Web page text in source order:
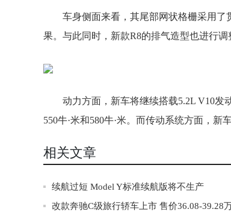
车身侧面来看，其尾部网状格栅采用
果。与此同时，新款R8的排气造型也进行
动力方面，新车将继续搭载5.2L V10发
550牛·米和580牛·米。而传动系统方面，新
相关文章
续航过短 Model Y标准续航版将不生产
改款奔驰C级旅行轿车上市 售价36.08-39.28